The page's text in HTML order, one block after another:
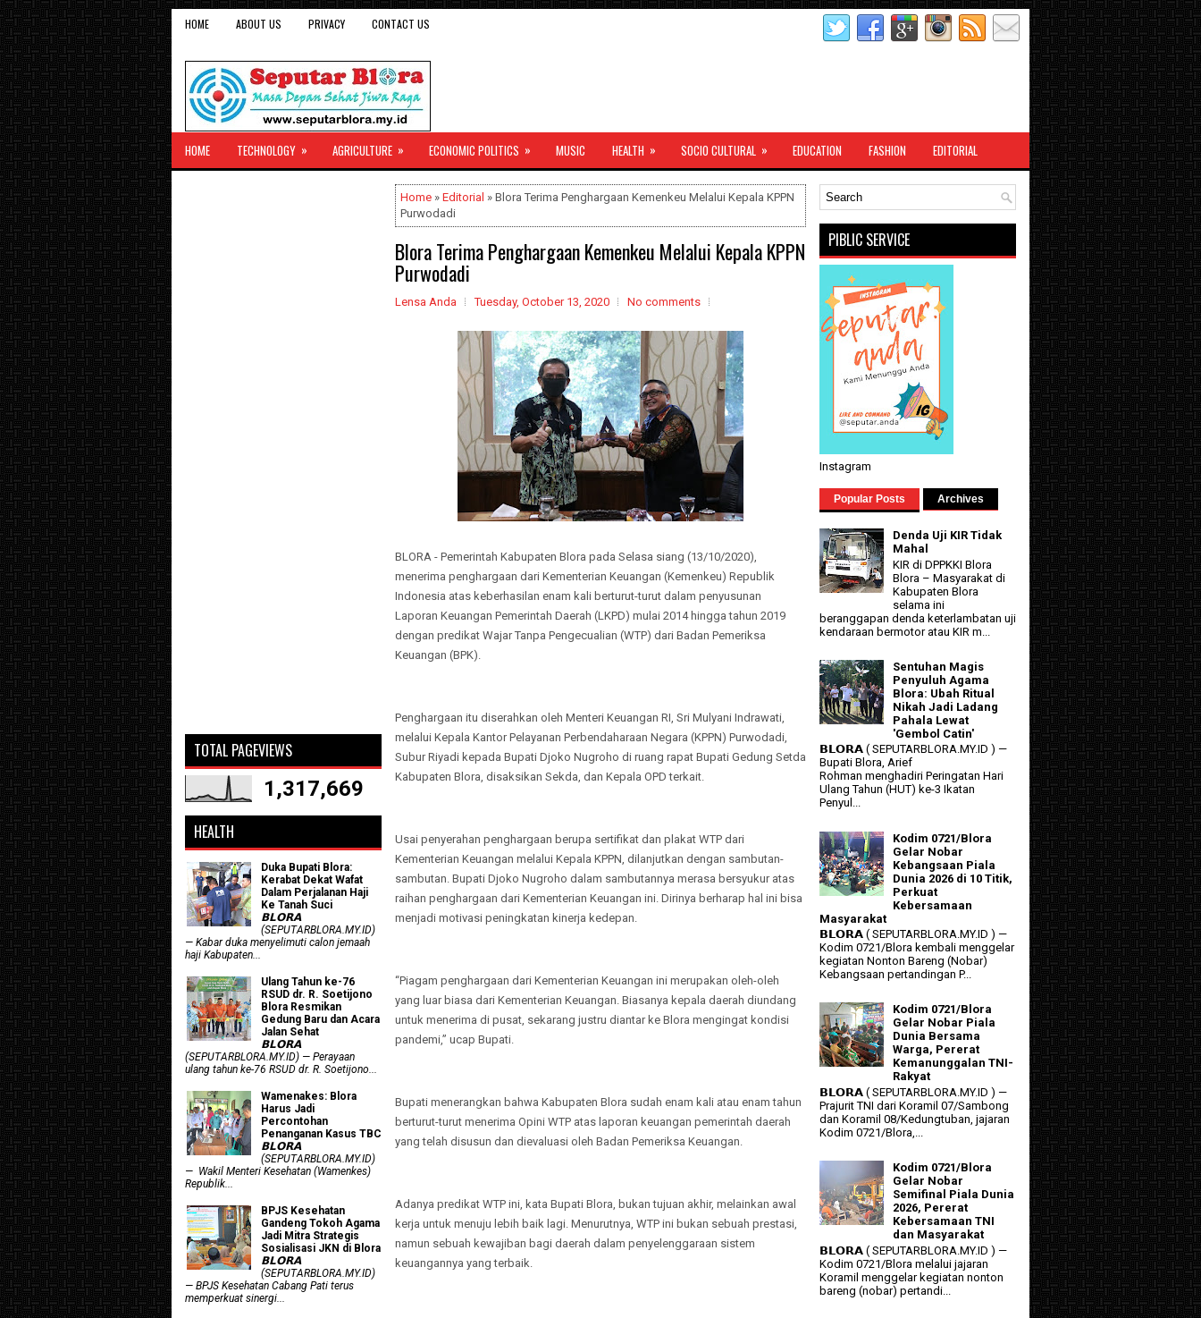
HOME ABOUT US PRIVACY CONTACT US
HOME TECHNOLOGY » AGRICULTURE » ECONOMIC POLITICS » MUSIC HEALTH » SOCIO CULTURAL » EDUCATION FASHION EDITORIAL
Home » Editorial » Blora Terima Penghargaan Kemenkeu Melalui Kepala KPPN
Purwodadi
Blora Terima Penghargaan Kemenkeu Melalui Kepala KPPN
Purwodadi
Lensa Anda Tuesday, October 13, 2020 No comments
BLORA - Pemerintah Kabupaten Blora pada Selasa siang (13/10/2020),
menerima penghargaan dari Kementerian Keuangan (Kemenkeu) Republik
Indonesia atas keberhasilan enam kali berturut-turut dalam penyusunan
Laporan Keuangan Pemerintah Daerah (LKPD) mulai 2014 hingga tahun 2019
dengan predikat Wajar Tanpa Pengecualian (WTP) dari Badan Pemeriksa
Keuangan (BPK).
Penghargaan itu diserahkan oleh Menteri Keuangan RI, Sri Mulyani Indrawati,
melalui Kepala Kantor Pelayanan Perbendaharaan Negara (KPPN) Purwodadi,
Subur Riyadi kepada Bupati Djoko Nugroho di ruang rapat Bupati Gedung Setda
Kabupaten Blora, disaksikan Sekda, dan Kepala OPD terkait.
Usai penyerahan penghargaan berupa sertifikat dan plakat WTP dari
Kementerian Keuangan melalui Kepala KPPN, dilanjutkan dengan sambutan-
sambutan. Bupati Djoko Nugroho dalam sambutannya merasa bersyukur atas
raihan penghargaan dari Kementerian Keuangan ini. Dirinya berharap hal ini bisa
menjadi motivasi peningkatan kinerja kedepan.
“Piagam penghargaan dari Kementerian Keuangan ini merupakan oleh-oleh
yang luar biasa dari Kementerian Keuangan. Biasanya kepala daerah diundang
untuk menerima di pusat, sekarang justru diantar ke Blora mengingat kondisi
pandemi,” ucap Bupati.
Bupati menerangkan bahwa Kabupaten Blora sudah enam kali atau enam tahun
berturut-turut menerima Opini WTP atas laporan keuangan pemerintah daerah
yang telah disusun dan dievaluasi oleh Badan Pemeriksa Keuangan.
Adanya predikat WTP ini, kata Bupati Blora, bukan tujuan akhir, melainkan awal
kerja untuk menuju lebih baik lagi. Menurutnya, WTP ini bukan sebuah prestasi,
namun sebuah kewajiban bagi daerah dalam penyelenggaraan sistem
keuangannya yang terbaik.
TOTAL PAGEVIEWS
1,317,669
HEALTH
Duka Bupati Blora:
Kerabat Dekat Wafat
Dalam Perjalanan Haji
Ke Tanah Suci
𝗕𝗟𝗢𝗥𝗔
(SEPUTARBLORA.MY.ID)
— Kabar duka menyelimuti calon jemaah
haji Kabupaten...
Ulang Tahun ke-76
RSUD dr. R. Soetijono
Blora Resmikan
Gedung Baru dan Acara
Jalan Sehat
𝗕𝗟𝗢𝗥𝗔
(SEPUTARBLORA.MY.ID) — Perayaan
ulang tahun ke-76 RSUD dr. R. Soetijono...
Wamenakes: Blora
Harus Jadi
Percontohan
Penanganan Kasus TBC
𝗕𝗟𝗢𝗥𝗔
(SEPUTARBLORA.MY.ID)
— Wakil Menteri Kesehatan (Wamenkes)
Republik...
BPJS Kesehatan
Gandeng Tokoh Agama
Jadi Mitra Strategis
Sosialisasi JKN di Blora
𝗕𝗟𝗢𝗥𝗔
(SEPUTARBLORA.MY.ID)
— BPJS Kesehatan Cabang Pati terus
memperkuat sinergi...
PIBLIC SERVICE
Instagram
Popular Posts Archives
Denda Uji KIR Tidak
Mahal
KIR di DPPKKI Blora
Blora – Masyarakat di
Kabupaten Blora
selama ini
beranggapan denda keterlambatan uji
kendaraan bermotor atau KIR m...
Sentuhan Magis
Penyuluh Agama
Blora: Ubah Ritual
Nikah Jadi Ladang
Pahala Lewat
'Gembol Catin'
𝗕𝗟𝗢𝗥𝗔 ( SEPUTARBLORA.MY.ID ) —
Bupati Blora, Arief
Rohman menghadiri Peringatan Hari
Ulang Tahun (HUT) ke-3 Ikatan
Penyul...
Kodim 0721/Blora
Gelar Nobar
Kebangsaan Piala
Dunia 2026 di 10 Titik,
Perkuat
Kebersamaan
Masyarakat
𝗕𝗟𝗢𝗥𝗔 ( SEPUTARBLORA.MY.ID ) —
Kodim 0721/Blora kembali menggelar
kegiatan Nonton Bareng (Nobar)
Kebangsaan pertandingan P...
Kodim 0721/Blora
Gelar Nobar Piala
Dunia Bersama
Warga, Pererat
Kemanunggalan TNI-
Rakyat
𝗕𝗟𝗢𝗥𝗔 ( SEPUTARBLORA.MY.ID ) —
Prajurit TNI dari Koramil 07/Sambong
dan Koramil 08/Kedungtuban, jajaran
Kodim 0721/Blora,...
Kodim 0721/Blora
Gelar Nobar
Semifinal Piala Dunia
2026, Pererat
Kebersamaan TNI
dan Masyarakat
𝗕𝗟𝗢𝗥𝗔 ( SEPUTARBLORA.MY.ID ) —
Kodim 0721/Blora melalui jajaran
Koramil menggelar kegiatan nonton
bareng (nobar) pertandi...